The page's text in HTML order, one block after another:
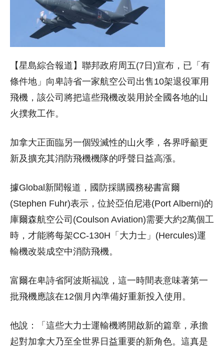
【星島綜合報道】聯邦政府周五(7日)宣布，已「有
條件地」向卑詩省一家航空公司出售10架退役軍用
飛機，該公司將把這些飛機改裝用於全國各地的山
火撲救工作。
加拿大正面臨另一個毀滅性的山火季，各界呼籲更
新及擴充其消防飛機機隊的呼聲日益高漲。
據Global新聞報道，國防採購國務秘書富爾
(Stephen Fuhr)表示，位於亞伯尼港(Port Alberni)的
庫爾森航空公司(Coulson Aviation)需要大約2萬個工
時，才能將每架CC-130H「大力士」(Hercules)運
輸機改裝成空中消防飛機。
富爾在卑詩省阿波斯福說，這一時間表意味著第一
批飛機應該在12個月內準備好重新投入使用。
他說：「這些大力士運輸機將開啟新的篇章，承擔
起對加拿大乃至全世界日益重要的新角色。這真是